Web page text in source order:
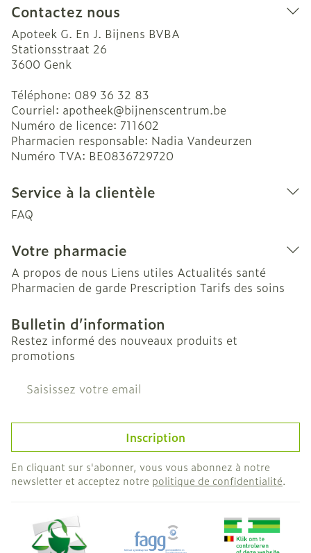
Contactez nous
Apoteek G. En J. Bijnens BVBA
Stationsstraat 26
3600 Genk
Téléphone: 089 36 32 83
Courriel: apotheek@bijnenscentrum.be
Numéro de licence: 711602
Pharmacien responsable: Nadia Vandeurzen
Numéro TVA: BE0836729720
Service à la clientèle
FAQ
Votre pharmacie
A propos de nous Liens utiles Actualités santé
Pharmacien de garde Prescription Tarifs des soins
Bulletin d’information
Restez informé des nouveaux produits et
promotions
Adresse mail
Inscription
En cliquant sur s'abonner, vous vous abonnez à notre
newsletter et acceptez notre politique de confidentialité.